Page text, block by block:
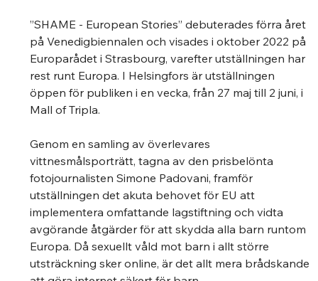
”SHAME - European Stories” debuterades förra året
på Venedigbiennalen och visades i oktober 2022 på
Europarådet i Strasbourg, varefter utställningen har
rest runt Europa. I Helsingfors är utställningen
öppen för publiken i en vecka, från 27 maj till 2 juni, i
Mall of Tripla.
Genom en samling av överlevares
vittnesmålsporträtt, tagna av den prisbelönta
fotojournalisten Simone Padovani, framför
utställningen det akuta behovet för EU att
implementera omfattande lagstiftning och vidta
avgörande åtgärder för att skydda alla barn runtom
Europa. Då sexuellt våld mot barn i allt större
utsträckning sker online, är det allt mera brådskande